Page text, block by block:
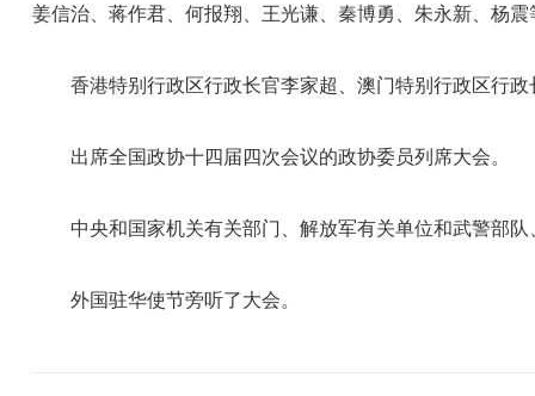
姜信治、蒋作君、何报翔、王光谦、秦博勇、朱永新、杨震
香港特别行政区行政长官李家超、澳门特别行政区行政
出席全国政协十四届四次会议的政协委员列席大会。
中央和国家机关有关部门、解放军有关单位和武警部队
外国驻华使节旁听了大会。